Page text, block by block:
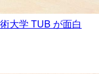
大学 TUB が面白